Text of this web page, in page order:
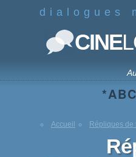
dialogues
CINE
*ABC
Accueil Répliques de